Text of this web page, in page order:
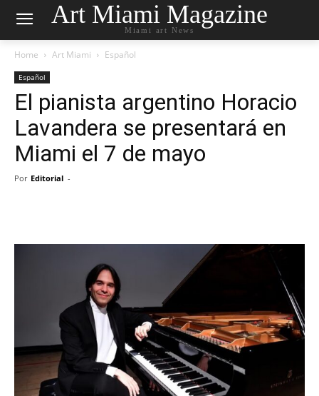
Art Miami Magazine
Miami art News
Home Art Miami Español
Español
El pianista argentino Horacio
Lavandera se presentará en
Miami el 7 de mayo
Por Editorial -